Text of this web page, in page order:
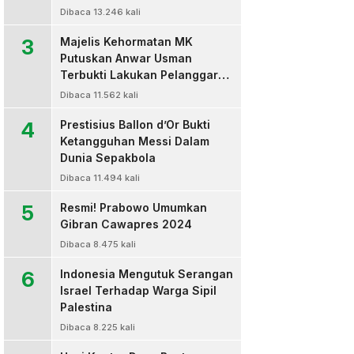
Dibaca 13.246 kali
3
Majelis Kehormatan MK
Putuskan Anwar Usman
Terbukti Lakukan Pelanggaran
Berat Kode Etik dan
Dibaca 11.562 kali
4
Prestisius Ballon d’Or Bukti
Ketangguhan Messi Dalam
Dunia Sepakbola
Dibaca 11.494 kali
5
Resmi! Prabowo Umumkan
Gibran Cawapres 2024
Dibaca 8.475 kali
6
Indonesia Mengutuk Serangan
Israel Terhadap Warga Sipil
Palestina
Dibaca 8.225 kali